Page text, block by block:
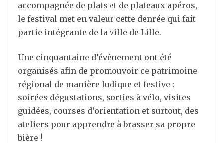
accompagnée de plats et de plateaux apéros,
le festival met en valeur cette denrée qui fait
partie intégrante de la ville de Lille.
Une cinquantaine d’évènement ont été
organisés afin de promouvoir ce patrimoine
régional de manière ludique et festive :
soirées dégustations, sorties à vélo, visites
guidées, courses d’orientation et surtout, des
ateliers pour apprendre à brasser sa propre
bière !